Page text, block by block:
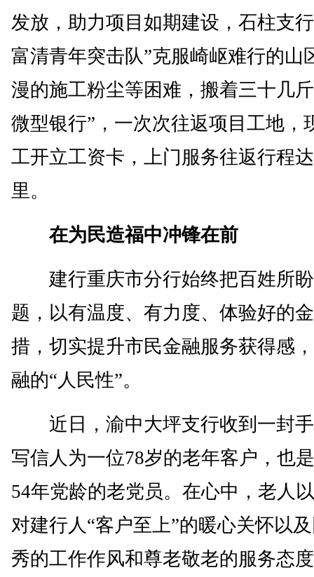
发放，助力项目如期建设，石柱支
富清青年突击队”克服崎岖难行的山
漫的施工粉尘等困难，搬着三十几
微型银行”，一次次往返项目工地，
工开立工资卡，上门服务往返行程
里。
在为民造福中冲锋在前
建行重庆市分行始终把百姓所盼
题，以有温度、有力度、体验好的
措，切实提升市民金融服务获得感
融的“人民性”。
近日，渝中大坪支行收到一封手
写信人为一位78岁的老年客户，也
54年党龄的老党员。在心中，老人
对建行人“客户至上”的暖心关怀以
秀的工作作风和尊老敬老的服务态